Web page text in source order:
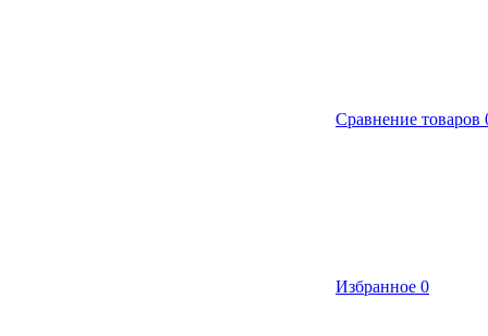
Сравнение товаров
Избранное 0